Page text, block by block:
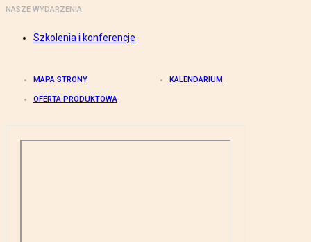
NASZE WYDARZENIA
Szkolenia i konferencje
MAPA STRONY KALENDARIUM
OFERTA PRODUKTOWA